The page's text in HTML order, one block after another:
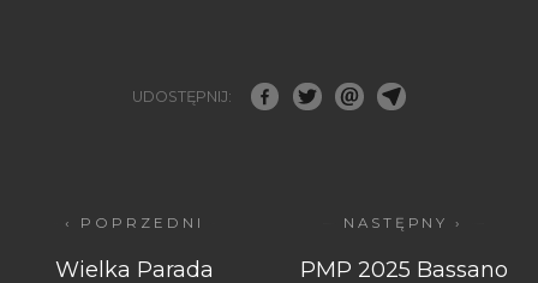
UDOSTĘPNIJ:
‹ POPRZEDNI
Wielka Parada
NASTĘPNY ›
PMP 2025 Bassano